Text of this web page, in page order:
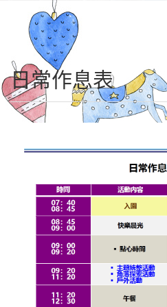
日常作息表